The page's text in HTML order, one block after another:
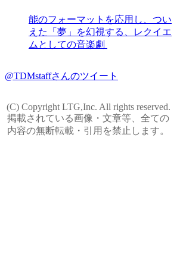
能のフォーマットを応用し、つい
えた「夢」を幻視する、レクイエ
ムとしての音楽劇
@TDMstaffさんのツイート
(C) Copyright LTG,Inc. All rights reserved.
掲載されている画像・文章等、全ての
内容の無断転載・引用を禁止します。